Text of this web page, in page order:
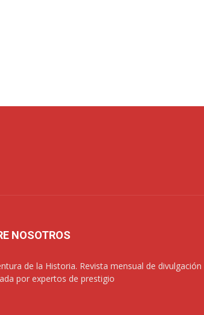
NOSOTROS
de la Historia. Revista mensual de divulgación
por expertos de prestigio